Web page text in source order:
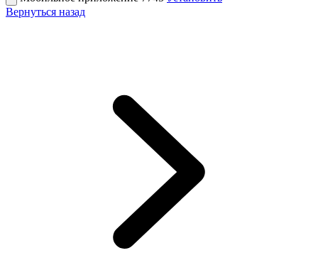
Вернуться назад